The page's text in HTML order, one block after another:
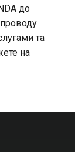
до
та
на